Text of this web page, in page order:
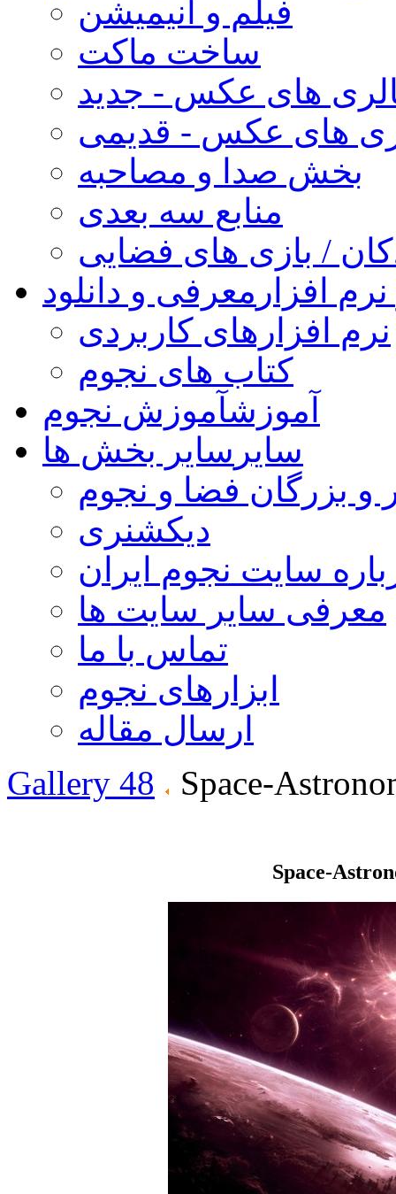
فیلم و انیمیشن
ساخت ماکت
های عکس - جدید
های عکس - قدیمی
بخش صدا و مصاحبه
منابع سه بعدی
/ بازی های فضایی
افزار معرفی و دانلود
نرم افزارهای کاربردی
کتاب های نجوم
آموزشآموزش نجوم
سایر سایر بخش ها
و بزرگان فضا و نجوم
دیکشنری
سایت نجوم ایران
معرفی سایر سایت ها
تماس با ما
ابزارهای نجوم
ارسال مقاله
Gallery 48
Space-
Space-